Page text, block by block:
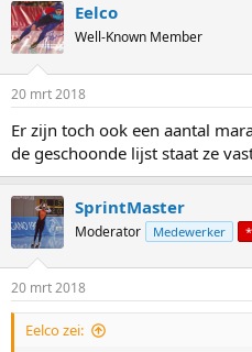
c
s
t
a
r
t
e
r
t
d
t
m
Eelco
Well-Known Member
20 mrt 2018
Er zijn toch ook een aantal
de geschoonde lijst staat ze
SprintMaster
Moderator Medewerker
20 mrt 2018
Eelco zei: